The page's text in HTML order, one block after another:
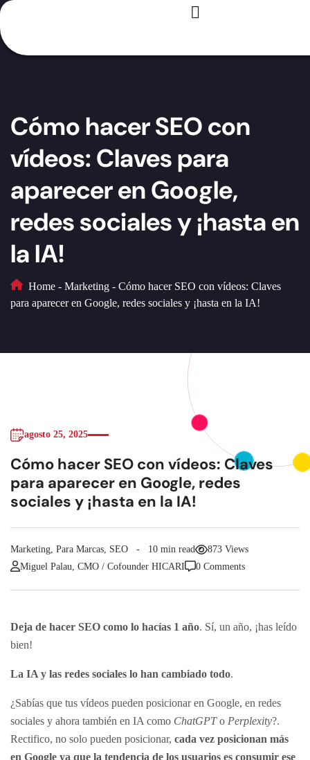
Cómo hacer SEO con
vídeos: Claves para
aparecer en Google,
redes sociales y ¡hasta en
la IA!
Home - Marketing - Cómo hacer SEO con vídeos: Claves
para aparecer en Google, redes sociales y ¡hasta en la IA!
agosto 25, 2025
Cómo hacer SEO con vídeos: Claves
para aparecer en Google, redes
sociales y ¡hasta en la IA!
Marketing, Para Marcas, SEO 10 min read
873 Views
Miguel Palau, CMO / Cofounder HICARI
0 Comments
Deja de hacer SEO como lo hacías 1 año. Sí, un año, ¡has leído
bien!
La IA y las redes sociales lo han cambiado todo.
¿Sabías que tus vídeos pueden posicionar en Google, en redes
sociales y ahora también en IA como ChatGPTo Perplexity?.
Rectifico, no solo pueden posicionar, cada vez posicionan más
en Google ya que la tendencia de los usuarios es consumir ese